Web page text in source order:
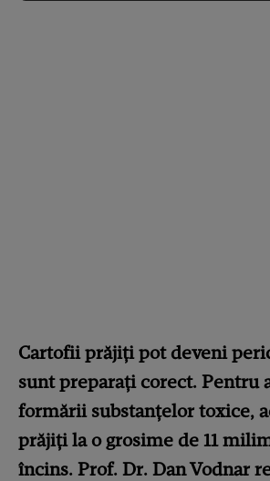
Cartofii prăjiți pot deveni
sunt preparați corect. Pentru
formării substanțelor toxice,
prăjiți la o grosime de 11
încins. Prof. Dr. Dan Vodnar